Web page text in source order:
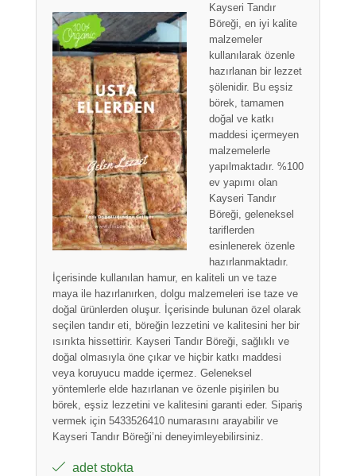
Kayseri Tandır
Böreği, en iyi kalite
malzemeler
kullanılarak özenle
hazırlanan bir lezzet
şölenidir. Bu eşsiz
börek, tamamen
doğal ve katkı
maddesi içermeyen
malzemelerle
yapılmaktadır. %100
ev yapımı olan
Kayseri Tandır
Böreği, geleneksel
tariflerden
esinlenerek özenle
hazırlanmaktadır.
İçerisinde kullanılan hamur, en kaliteli un ve taze
maya ile hazırlanırken, dolgu malzemeleri ise taze ve
doğal ürünlerden oluşur. İçerisinde bulunan özel olarak
seçilen tandır eti, böreğin lezzetini ve kalitesini her bir
ısırıkta hissettirir. Kayseri Tandır Böreği, sağlıklı ve
doğal olmasıyla öne çıkar ve hiçbir katkı maddesi
veya koruyucu madde içermez. Geleneksel
yöntemlerle elde hazırlanan ve özenle pişirilen bu
börek, eşsiz lezzetini ve kalitesini garanti eder. Sipariş
vermek için 5433526410 numarasını arayabilir ve
Kayseri Tandır Böreği’ni deneyimleyebilirsiniz.
adet stokta